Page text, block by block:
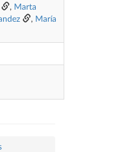
, Marta
, María